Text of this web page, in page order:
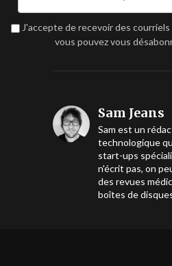
J'accepte de recevoir des
vous pouvez vous
Sam Jeans
Sam est un
technologique
start-ups
n'écrit pas, on
des revues
boîtes de